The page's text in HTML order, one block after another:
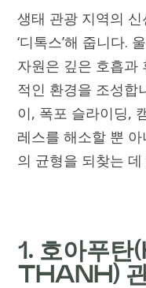
생태 관광 지역의
‘디톡스’해 줍니다.
자원은 깊은 호흡과
적인 환경을 조성합
이, 폭포 슬라이딩,
레스를 해소할 뿐
의 균형을 되찾는
1. 호아푸
THANH) 관